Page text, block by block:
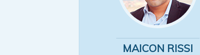
MAICON RISSI